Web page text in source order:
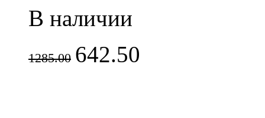
В наличии
1285.00 642.50